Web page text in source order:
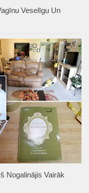
Veselīgu Un
Nogalinājis Vairāk